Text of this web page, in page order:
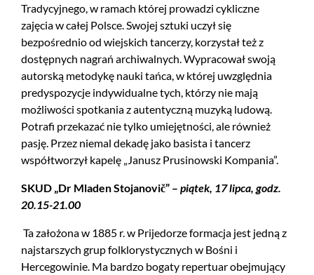
Tradycyjnego, w ramach której prowadzi cykliczne
zajęcia w całej Polsce. Swojej sztuki uczył się
bezpośrednio od wiejskich tancerzy, korzystał też z
dostępnych nagrań archiwalnych. Wypracował swoją
autorską metodykę nauki tańca, w której uwzględnia
predyspozycje indywidualne tych, którzy nie mają
możliwości spotkania z autentyczną muzyką ludową.
Potrafi przekazać nie tylko umiejętności, ale również
pasję. Przez niemal dekadę jako basista i tancerz
współtworzył kapelę „Janusz Prusinowski Kompania”.
SKUD „Dr Mladen Stojanovič” – piątek, 17 lipca, godz.
20.15-21.00
Ta założona w 1885 r. w Prijedorze formacja jest jedną z
najstarszych grup folklorystycznych w Bośni i
Hercegowinie. Ma bardzo bogaty repertuar obejmujący